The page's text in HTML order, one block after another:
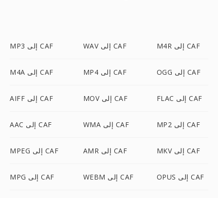
MP3 إلى CAF WAV إلى CAF M4R إلى CAF
M4A إلى CAF MP4 إلى CAF OGG إلى CAF
AIFF إلى CAF MOV إلى CAF FLAC إلى CAF
AAC إلى CAF WMA إلى CAF MP2 إلى CAF
MPEG إلى CAF AMR إلى CAF MKV إلى CAF
MPG إلى CAF WEBM إلى CAF OPUS إلى CAF